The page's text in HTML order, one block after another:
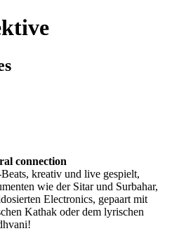
connection
kreativ und live gespielt,
wie der Sitar und Surbahar,
Electronics, gepaart mit
Kathak oder dem lyrischen